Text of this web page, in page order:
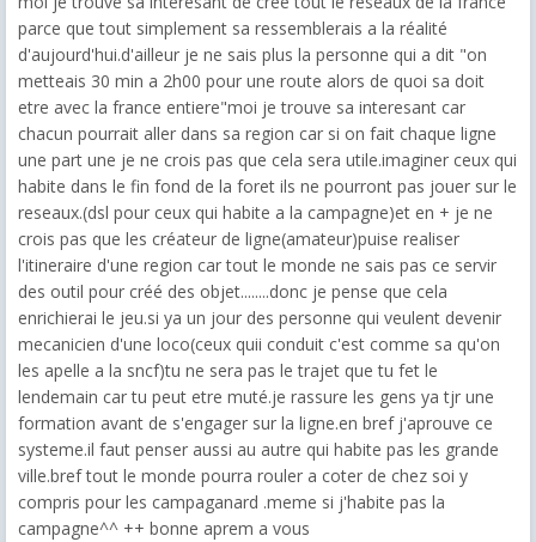
parce que tout simplement sa ressemblerais a la réalité
d'aujourd'hui.d'ailleur je ne sais plus la personne qui a dit "on
metteais 30 min a 2h00 pour une route alors de quoi sa doit
etre avec la france entiere"moi je trouve sa interesant car
chacun pourrait aller dans sa region car si on fait chaque ligne
une part une je ne crois pas que cela sera utile.imaginer ceux qui
habite dans le fin fond de la foret ils ne pourront pas jouer sur le
reseaux.(dsl pour ceux qui habite a la campagne)et en + je ne
crois pas que les créateur de ligne(amateur)puise realiser
l'itineraire d'une region car tout le monde ne sais pas ce servir
des outil pour créé des objet........donc je pense que cela
enrichierai le jeu.si ya un jour des personne qui veulent devenir
mecanicien d'une loco(ceux quii conduit c'est comme sa qu'on
les apelle a la sncf)tu ne sera pas le trajet que tu fet le
lendemain car tu peut etre muté.je rassure les gens ya tjr une
formation avant de s'engager sur la ligne.en bref j'aprouve ce
systeme.il faut penser aussi au autre qui habite pas les grande
ville.bref tout le monde pourra rouler a coter de chez soi y
compris pour les campaganard .meme si j'habite pas la
campagne^^ ++ bonne aprem a vous